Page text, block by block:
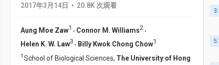
2017年3月14日 • 20.8K 次观看
Aung Moe Zaw1 , Connor M. Williams2 ,
Helen K. W. Law3 , Billy Kwok Chong Chow1
1 School of Biological Sciences, The University of Hong